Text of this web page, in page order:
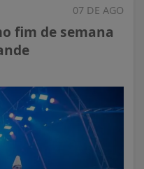
07 DE AGO
fim de semana